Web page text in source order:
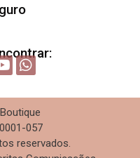
057
reservados.